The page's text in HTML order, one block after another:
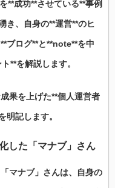
**成功**させている**事例
き、自身の**運営**のヒ
ブログ**と**note**を中
**を解説します。
果を上げた**個人運営者
明記します。
した「マナブ」さん
マナブ」さんは、自身の